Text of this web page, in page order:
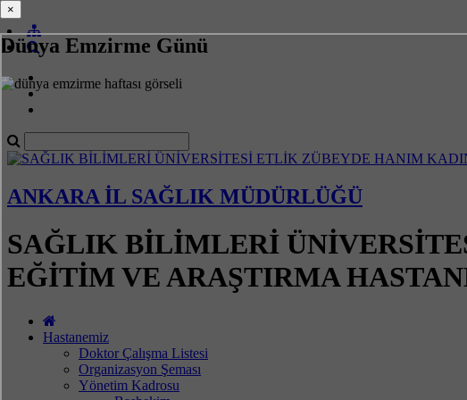
Dünya Emzirme Günü
ANKARA İL SAĞLIK MÜDÜRLÜĞÜ
SAĞLIK BİLİMLERİ
EĞİTİM VE ARAŞTIRMA
Hastanemiz
Doktor Çalışma Listesi
Organizasyon Şeması
Yönetim Kadrosu
×